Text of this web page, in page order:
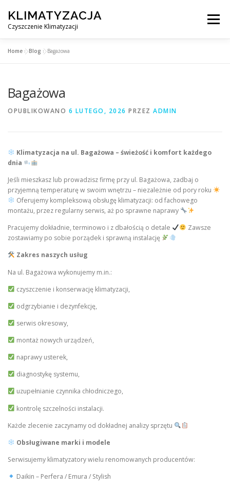
treści
KLIMATYZACJA
Czyszczenie Klimatyzacji
Menu
OBSŁUGIWANE MIASTA POD WARSZAWĄ
Home »Blog »Bagażowa
Bagażowa
OPUBLIKOWANO 6 LUTEGO, 2026 PRZEZ ADMIN
Klimatyzacja na ul. Bagażowa – świeżość i komfort każdego
dnia
Jeśli mieszkasz lub prowadzisz firmę przy ul. Bagażowa, zadbaj o
przyjemną temperaturę w swoim wnętrzu – niezależnie od pory roku
Oferujemy kompleksową obsługę klimatyzacji: od fachowego
montażu, przez regularny serwis, aż po sprawne naprawy
Pracujemy dokładnie, terminowo i z dbałością o detale
Zawsze
zostawiamy po sobie porządek i sprawną instalację
Zakres naszych usług
Na ul. Bagażowa wykonujemy m.in.:
czyszczenie i konserwację klimatyzacji,
odgrzybianie i dezynfekcję,
serwis okresowy,
montaż nowych urządzeń,
naprawy usterek,
diagnostykę systemu,
uzupełnianie czynnika chłodniczego,
kontrolę szczelności instalacji.
Każde zlecenie zaczynamy od dokładnej analizy sprzętu
Obsługiwane marki i modele
Serwisujemy klimatyzatory wielu renomowanych producentów:
Daikin – Perfera / Emura / Stylish